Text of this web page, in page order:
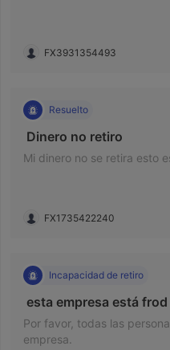
FX3931354493
Resuelto
Mi dinero no se retira esto
FX1735422240
Incapacidad de retiro
Por favor, todas las
empresa.